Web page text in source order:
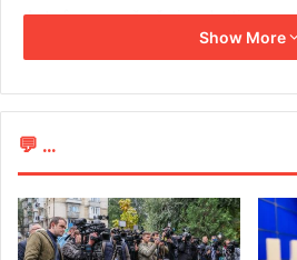
„Asta înseamnă că și redacția ar
unui abonament cu circa 350%,
să mai perfecteze
analizeze cu maximă diligență
inclusiv riscul închiderii variantei
Show More
💬 ...